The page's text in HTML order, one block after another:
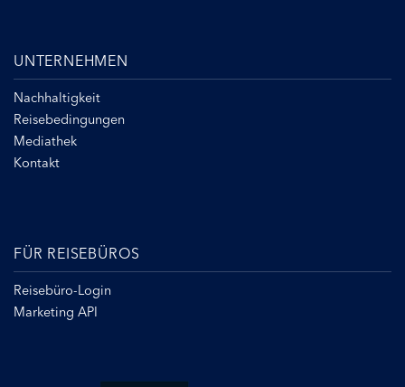
UNTERNEHMEN
Nachhaltigkeit
Reisebedingungen
Mediathek
Kontakt
FÜR REISEBÜROS
Reisebüro-Login
Marketing API